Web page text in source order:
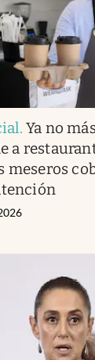
.Ya no
a
meseros